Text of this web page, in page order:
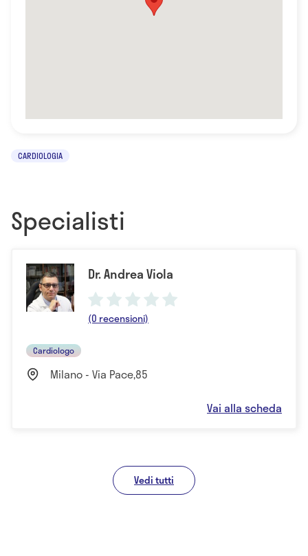
CARDIOLOGIA
Specialisti
Dr. Andrea Viola
(0 recensioni)
Cardiologo
Milano - Via Pace,85
Vai alla scheda
Vedi tutti